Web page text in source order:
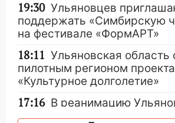
19:30 Ульяновцев
поддержать «Симбирскую
на фестивале «ФормАРТ»
18:11 Ульяновская область
пилотным регионом проекта
«Культурное долголетие»
17:16 В реанимацию
областной больницы